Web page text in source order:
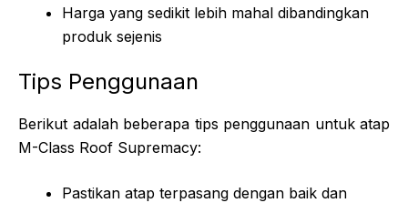
Harga yang sedikit lebih mahal dibandingkan
produk sejenis
Tips Penggunaan
Berikut adalah beberapa tips penggunaan untuk atap
M-Class Roof Supremacy:
Pastikan atap terpasang dengan baik dan